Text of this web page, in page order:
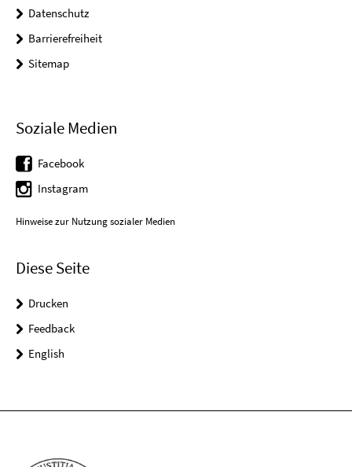
Datenschutz
Barrierefreiheit
Sitemap
Soziale Medien
Facebook
Instagram
Hinweise zur Nutzung sozialer Medien
Diese Seite
Drucken
Feedback
English